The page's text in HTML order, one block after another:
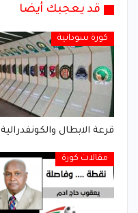
قد يعجبك أيضا
كورة سودانية
قرعة الابطال والكونفدرالية
مقالات كورة